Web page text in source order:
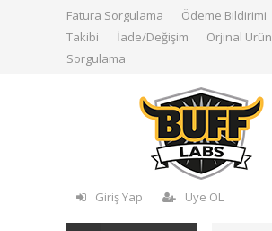
Fatura Sorgulama Ödeme Bildirimi
Takibi
İade/Değişim
Orjinal Ürün
Sorgulama
Giriş Yap Üye OL